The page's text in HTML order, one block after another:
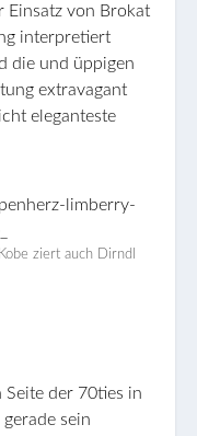
Einsatz von Brokat
interpretiert
die und üppigen
extravagant
eleganteste
ziert auch Dirndl
Seite der 70ties in
sein